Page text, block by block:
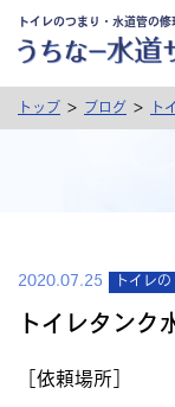
トイレのつまり・水道管の
トップ > ブログ > ト
2020.07.25 トイレ
トイレタンク
［依頼場所］